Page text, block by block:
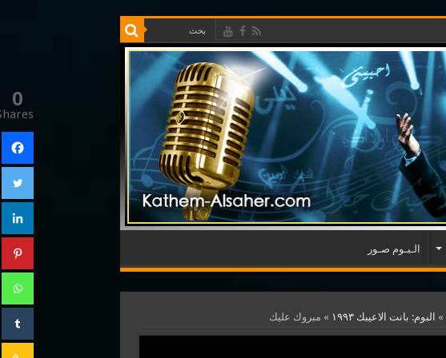
الـبـوم صـور
» البوم: بانت الاعيبك ١٩٩٣ » مبروك عليك
0